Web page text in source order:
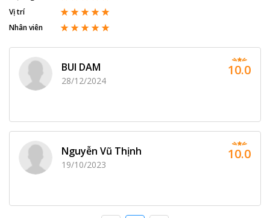
Vị trí
Nhân viên
BUI DAM
28/12/2024
10.0
Nguyễn Vũ Thịnh
19/10/2023
10.0